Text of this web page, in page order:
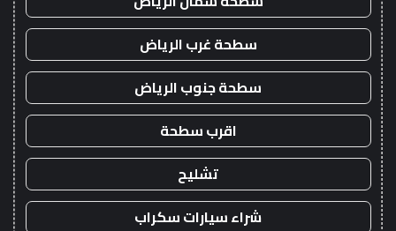
سطحة غرب الرياض
سطحة جنوب الرياض
اقرب سطحة
تشليح
شراء سيارات سكراب